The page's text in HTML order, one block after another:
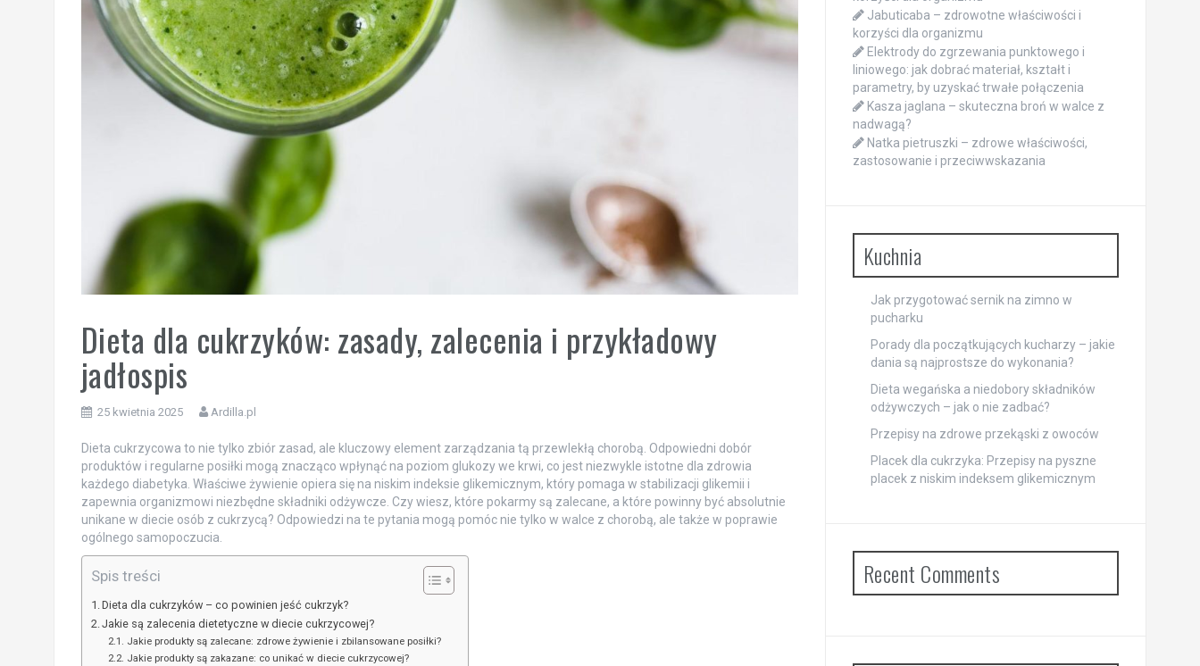
Dieta dla cukrzyków: zasady, zalecenia i przykładowy
jadłospis
25 kwietnia 2025 Ardilla.pl
Dieta cukrzycowa to nie tylko zbiór zasad, ale kluczowy element zarządzania tą przewlekłą chorobą. Odpowiedni dobór
produktów i regularne posiłki mogą znacząco wpłynąć na poziom glukozy we krwi, co jest niezwykle istotne dla zdrowia
każdego diabetyka. Właściwe żywienie opiera się na niskim indeksie glikemicznym, który pomaga w stabilizacji glikemii i
zapewnia organizmowi niezbędne składniki odżywcze. Czy wiesz, które pokarmy są zalecane, a które powinny być absolutnie
unikane w diecie osób z cukrzycą? Odpowiedzi na te pytania mogą pomóc nie tylko w walce z chorobą, ale także w poprawie
ogólnego samopoczucia.
Spis treści
Dieta dla cukrzyków – co powinien jeść cukrzyk?
Jakie są zalecenia dietetyczne w diecie cukrzycowej?
Jakie produkty są zalecane: zdrowe żywienie i zbilansowane posiłki?
Jakie produkty są zakazane: co unikać w diecie cukrzycowej?
Jabuticaba – zdrowotne właściwości i
korzyści dla organizmu
Elektrody do zgrzewania punktowego i
liniowego: jak dobrać materiał, kształt i
parametry, by uzyskać trwałe połączenia
Kasza jaglana – skuteczna broń w walce z
nadwagą?
Natka pietruszki – zdrowe właściwości,
zastosowanie i przeciwwskazania
Kuchnia
Jak przygotować sernik na zimno w
pucharku
Porady dla początkujących kucharzy – jakie
dania są najprostsze do wykonania?
Dieta wegańska a niedobory składników
odżywczych – jak o nie zadbać?
Przepisy na zdrowe przekąski z owoców
Placek dla cukrzyka: Przepisy na pyszne
placek z niskim indeksem glikemicznym
Recent Comments